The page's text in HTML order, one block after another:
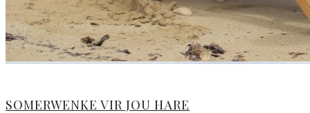
SOMERWENKE VIR JOU HARE